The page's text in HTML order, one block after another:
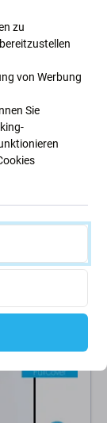
2020 & SE
zu
von Werbung
Sie